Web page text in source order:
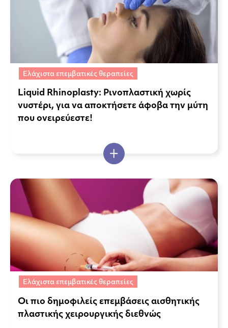
Ελάχιστα επεμβατικές θεραπείες
Liquid Rhinoplasty: Ρινοπλαστική χωρίς
νυστέρι, για να αποκτήσετε άφοβα την μύτη
που ονειρεύεστε!
Ελάχιστα επεμβατικές θεραπείες
Οι πιο δημοφιλείς επεμβάσεις αισθητικής
πλαστικής χειρουργικής διεθνώς